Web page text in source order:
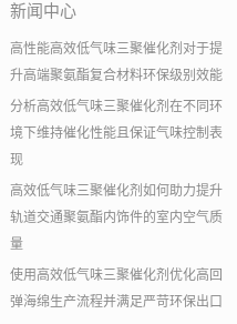
新闻中心
高性能高效低气味三聚催化剂对于提
升高端聚氨酯复合材料环保级别效能
分析高效低气味三聚催化剂在不同环
境下维持催化性能且保证气味控制表
现
高效低气味三聚催化剂如何助力提升
轨道交通聚氨酯内饰件的室内空气质
量
使用高效低气味三聚催化剂优化高回
弹海绵生产流程并满足严苛环保出口